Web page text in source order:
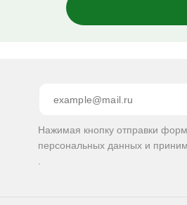
Нажимая кнопку отправки
персональных данных и